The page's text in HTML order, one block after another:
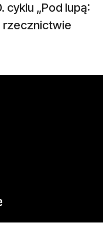
cyklu „Pod lupą:
rzecznictwie